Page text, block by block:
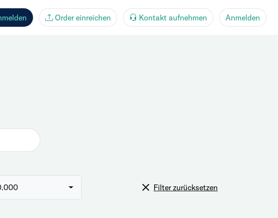
Order einreichen Kontakt aufnehmen Anmelden
Filter zurücksetzen